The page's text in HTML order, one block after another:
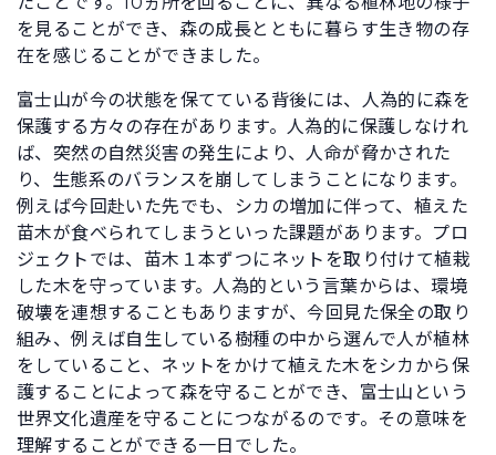
を見ることができ、森の成長とともに暮らす生き物の存
在を感じることができました。
富士山が今の状態を保てている背後には、人為的に森を
保護する方々の存在があります。人為的に保護しなけれ
ば、突然の自然災害の発生により、人命が脅かされた
り、生態系のバランスを崩してしまうことになります。
例えば今回赴いた先でも、シカの増加に伴って、植えた
苗木が食べられてしまうといった課題があります。プロ
ジェクトでは、苗木１本ずつにネットを取り付けて植栽
した木を守っています。人為的という言葉からは、環境
破壊を連想することもありますが、今回見た保全の取り
組み、例えば自生している樹種の中から選んで人が植林
をしていること、ネットをかけて植えた木をシカから保
護することによって森を守ることができ、富士山という
世界文化遺産を守ることにつながるのです。その意味を
理解することができる一日でした。